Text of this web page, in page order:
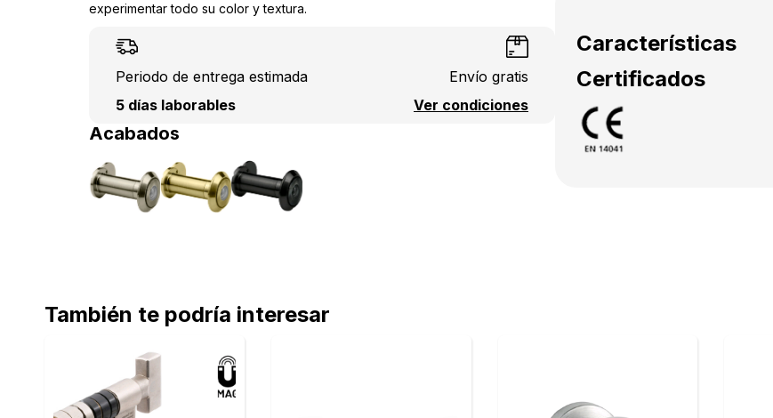
experimentar todo su color y textura.
Periodo de entrega estimada
5 días laborables
Envío gratis
Ver condiciones
Acabados
Características
Certificados
También te podría interesar